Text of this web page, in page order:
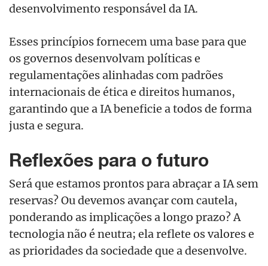
desenvolvimento responsável da IA.
Esses princípios fornecem uma base para que
os governos desenvolvam políticas e
regulamentações alinhadas com padrões
internacionais de ética e direitos humanos,
garantindo que a IA beneficie a todos de forma
justa e segura.
Reflexões para o futuro
Será que estamos prontos para abraçar a IA sem
reservas? Ou devemos avançar com cautela,
ponderando as implicações a longo prazo? A
tecnologia não é neutra; ela reflete os valores e
as prioridades da sociedade que a desenvolve.